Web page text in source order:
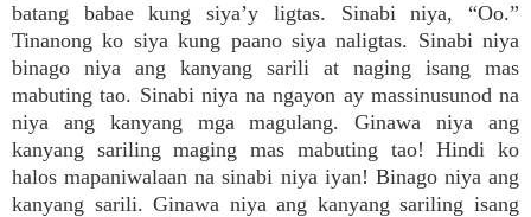
batang babae kung siya’y ligtas. Sinabi niya, “Oo.”
Tinanong ko siya kung paano siya naligtas. Sinabi niya
binago niya ang kanyang sarili at naging isang mas
mabuting tao. Sinabi niya na ngayon ay massinusunod na
niya ang kanyang mga magulang. Ginawa niya ang
kanyang sariling maging mas mabuting tao! Hindi ko
halos mapaniwalaan na sinabi niya iyan! Binago niya ang
kanyang sarili. Ginawa niya ang kanyang sariling isang